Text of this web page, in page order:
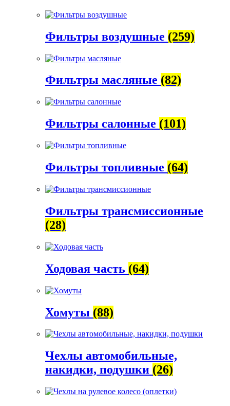
Фильтры воздушные (259)
Фильтры масляные (82)
Фильтры салонные (101)
Фильтры топливные (64)
Фильтры трансмиссионные
(28)
Ходовая часть (64)
Хомуты (88)
Чехлы автомобильные,
накидки, подушки (26)